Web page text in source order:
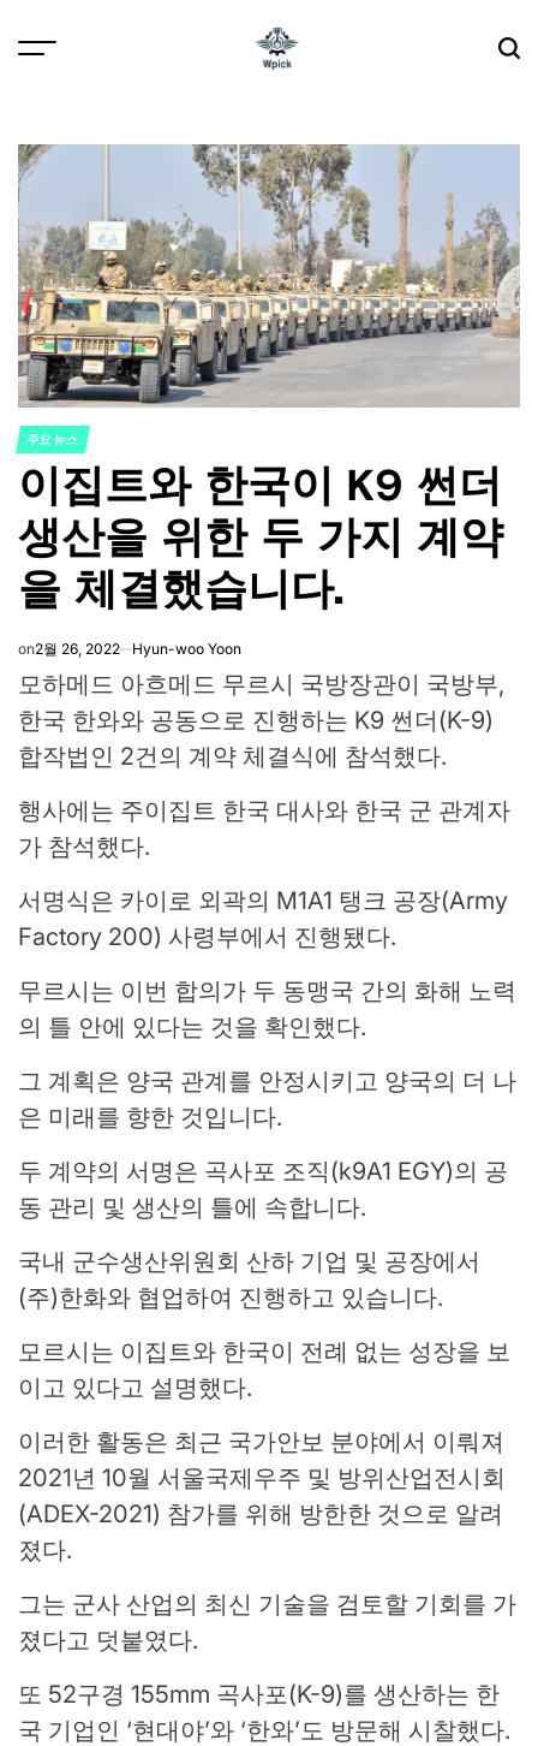
POSTED
IN
주요 뉴스
이집트와 한국이 K9 썬더
생산을 위한 두 가지 계약
을 체결했습니다.
on2월 26, 2022 Hyun-woo Yoon
모하메드 아흐메드 무르시 국방장관이 국방부,
한국 한와와 공동으로 진행하는 K9 썬더(K-9)
합작법인 2건의 계약 체결식에 참석했다.
행사에는 주이집트 한국 대사와 한국 군 관계자
가 참석했다.
서명식은 카이로 외곽의 M1A1 탱크 공장(Army
Factory 200) 사령부에서 진행됐다.
무르시는 이번 합의가 두 동맹국 간의 화해 노력
의 틀 안에 있다는 것을 확인했다.
그 계획은 양국 관계를 안정시키고 양국의 더 나
은 미래를 향한 것입니다.
두 계약의 서명은 곡사포 조직(k9A1 EGY)의 공
동 관리 및 생산의 틀에 속합니다.
국내 군수생산위원회 산하 기업 및 공장에서
(주)한화와 협업하여 진행하고 있습니다.
모르시는 이집트와 한국이 전례 없는 성장을 보
이고 있다고 설명했다.
이러한 활동은 최근 국가안보 분야에서 이뤄져
2021년 10월 서울국제우주 및 방위산업전시회
(ADEX-2021) 참가를 위해 방한한 것으로 알려
졌다.
그는 군사 산업의 최신 기술을 검토할 기회를 가
졌다고 덧붙였다.
또 52구경 155mm 곡사포(K-9)를 생산하는 한
국 기업인 ‘현대야’와 ‘한와’도 방문해 시찰했다.